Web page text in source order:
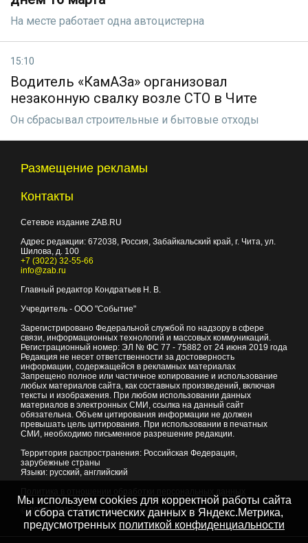
На месте работает одна автоцистерна
15:10
Водитель «КамАЗа» организовал
незаконную свалку возле СТО в Чите
Он сбрасывал строительные и бытовые отходы
Размещение рекламы
Контакты
Сетевое издание ZAB.RU
Адрес редакции: 672038, Россия, Забайкальский край, г. Чита, ул.
Шилова, д. 100
+7 (3022) 32-55-66
info@zab.ru
Главный редактор Кондратьев Н. В.
Учредитель - ООО "Событие"
Зарегистрировано Федеральной службой по надзору в сфере
связи, информационных технологий и массовых коммуникаций.
Регистрационный номер: ЭЛ № ФС 77 - 75882 от 24 июня 2019 года
Редакция не несет ответственности за достоверность
информации, содержащейся в рекламных материалах
Запрещено полное или частичное копирование и использование
любых материалов сайта, как составных произведений, включая
тексты и изображения. При любом использовании данных
материалов в электронных СМИ, ссылка на данный сайт
обязательна. Объем цитирования информации не должен
превышать цель цитирования. При использовании в печатных
СМИ, необходимо письменное разрешение редакции.
Территория распространения: Российская Федерация,
зарубежные страны
Языки: русский, английский
© 2007 - 2026Портал Читы и Забайкальского края
Мы используем cookies для корректной работы сайта
и сбора статистических данных в Яндекс.Метрика,
предусмотренных политикой конфиденциальности